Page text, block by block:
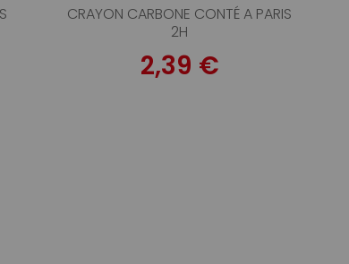
CRAYON CARBONE CONTÉ A PARIS
2H
2,39 €